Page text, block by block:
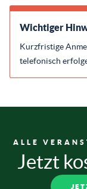
Wichtiger
Kurzfristige
telefonisch
ALLE
Jetzt